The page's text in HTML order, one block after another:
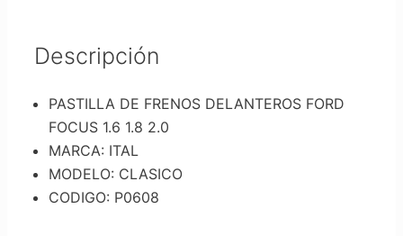
Descripción
PASTILLA DE FRENOS DELANTEROS FORD
FOCUS 1.6 1.8 2.0
MARCA: ITAL
MODELO: CLASICO
CODIGO: P0608